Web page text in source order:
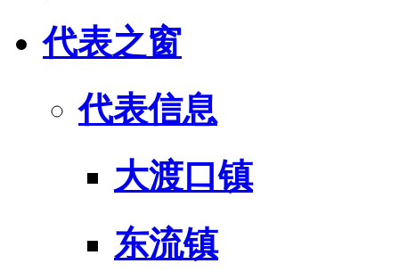
代表之窗
代表信息
大渡口镇
东流镇